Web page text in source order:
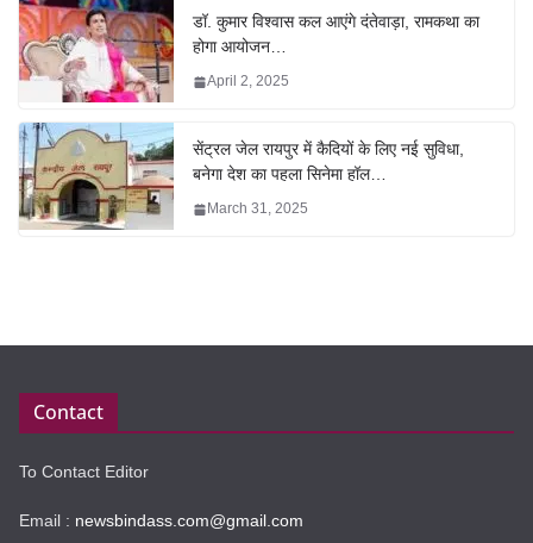
डॉ. कुमार विश्वास कल आएंगे दंतेवाड़ा, रामकथा का
होगा आयोजन…
April 2, 2025
सेंट्रल जेल रायपुर में कैदियों के लिए नई सुविधा,
बनेगा देश का पहला सिनेमा हॉल…
March 31, 2025
Contact
To Contact Editor
Email : newsbindass.com@gmail.com